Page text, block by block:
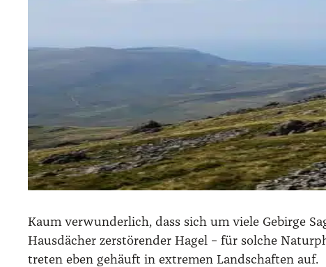
Kaum ver­wun­der­lich, dass sich um vie­le Gebir­ge
Haus­dä­cher zer­stö­ren­der Hagel – für sol­che
tre­ten eben gehäuft in extre­men Land­schaf­ten auf.